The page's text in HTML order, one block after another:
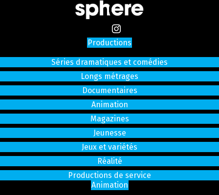
Productions
Séries dramatiques et comédies
Longs métrages
Documentaires
Animation
Magazines
Jeunesse
Jeux et variétés
Réalité
Productions de service
Animation